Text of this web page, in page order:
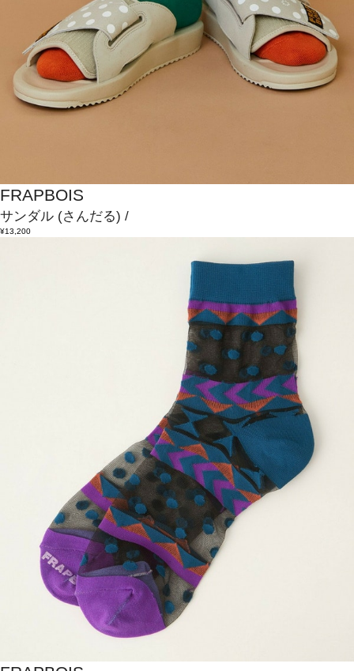
FRAPBOIS
サンダル (さんだる) /
¥13,200